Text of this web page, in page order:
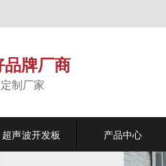
品牌厂商
制厂家
超声波开发板 产品中心